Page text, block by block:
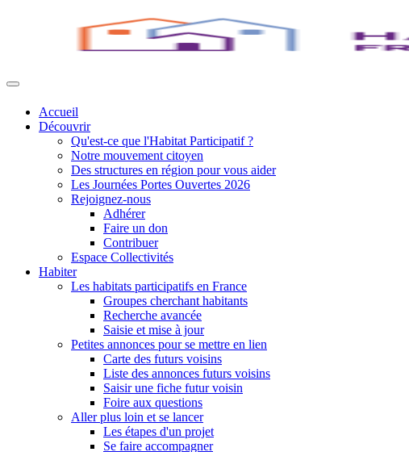
Accueil
Découvrir
Qu'est-ce que l'Habitat Participatif ?
Notre mouvement citoyen
Des structures en région pour vous aider
Les Journées Portes Ouvertes 2026
Rejoignez-nous
Adhérer
Faire un don
Contribuer
Espace Collectivités
Habiter
Les habitats participatifs en France
Groupes cherchant habitants
Recherche avancée
Saisie et mise à jour
Petites annonces pour se mettre en lien
Carte des futurs voisins
Liste des annonces futurs voisins
Saisir une fiche futur voisin
Foire aux questions
Aller plus loin et se lancer
Les étapes d'un projet
Se faire accompagner